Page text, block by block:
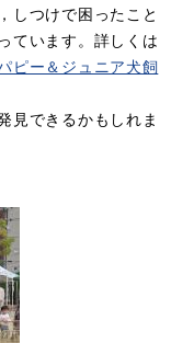
しつけで困ったこと
ています。詳しくは
ピー＆ジュニア犬飼
見できるかもしれま